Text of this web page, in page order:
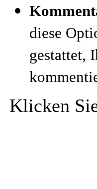
diese
gestattet,
Klicken